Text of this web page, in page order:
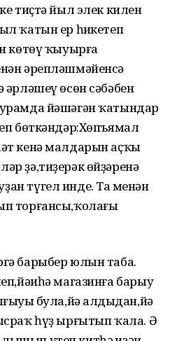
тиҫтә йыл элек килен
ҡатын ер һиңкетеп
көтөү ҡыуырға
әрепләшмәйенсә
өсөн сәбәбен
йәшәгән ҡатындар
бөткәндәр:Хөпъямал
кенә малдарын аҫҡы
ҙә,тиҙерәк өйҙәренә
түгел инде. Таң менән
торғансы,ҡолағың
барыбер юлын таба.
магазинға барыу
була,йә алдыңдан,йә
һүҙ ырғытып ҡала. Ә